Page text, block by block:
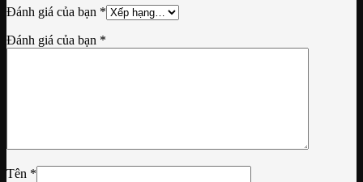
Đánh giá của bạn *
Đánh giá của bạn *
Tên *